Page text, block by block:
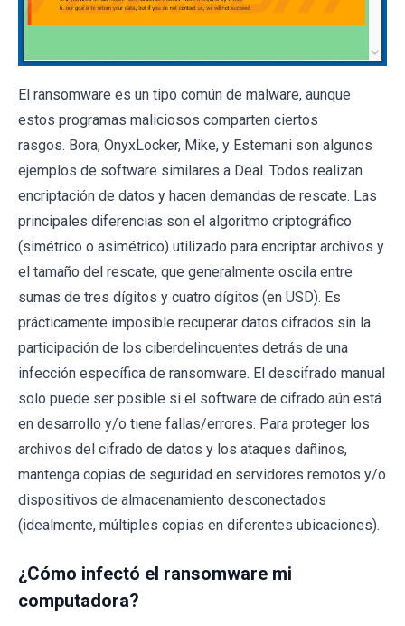
El ransomware es un tipo común de malware, aunque
estos programas maliciosos comparten ciertos
rasgos. Bora, OnyxLocker, Mike, y Estemani son algunos
ejemplos de software similares a Deal. Todos realizan
encriptación de datos y hacen demandas de rescate. Las
principales diferencias son el algoritmo criptográfico
(simétrico o asimétrico) utilizado para encriptar archivos y
el tamaño del rescate, que generalmente oscila entre
sumas de tres dígitos y cuatro dígitos (en USD). Es
prácticamente imposible recuperar datos cifrados sin la
participación de los ciberdelincuentes detrás de una
infección específica de ransomware. El descifrado manual
solo puede ser posible si el software de cifrado aún está
en desarrollo y/o tiene fallas/errores. Para proteger los
archivos del cifrado de datos y los ataques dañinos,
mantenga copias de seguridad en servidores remotos y/o
dispositivos de almacenamiento desconectados
(idealmente, múltiples copias en diferentes ubicaciones).
¿Cómo infectó el ransomware mi
computadora?